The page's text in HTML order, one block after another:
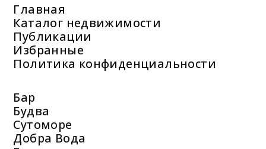
Главная
Каталог недвижимости
Публикации
Избранные
Политика конфиденциальности
Бар
Будва
Сутоморе
Добра Вода